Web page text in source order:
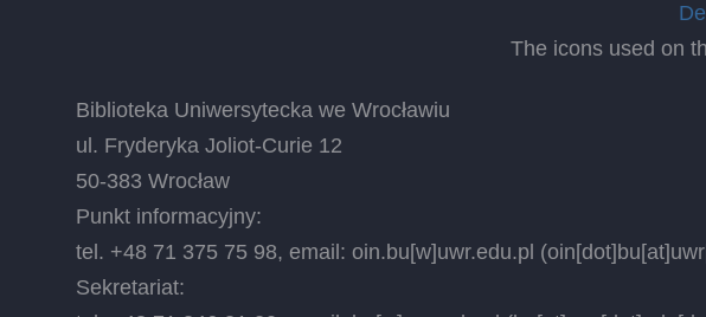
The icons used on
Biblioteka Uniwersytecka we Wrocławiu
ul. Fryderyka Joliot-Curie 12
50-383 Wrocław
Punkt informacyjny:
tel. +48 71 375 75 98, email: oin.bu[w]uwr.edu.pl
Sekretariat: